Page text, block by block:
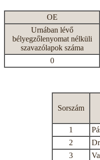
OE
Urnában lévő
bélyegzőlenyomat nélküli
szavazólapok száma
0
Sorszám
1
2
3